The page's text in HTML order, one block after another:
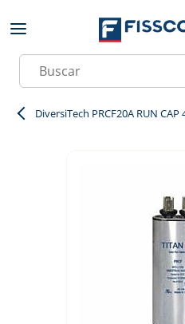
Skip to main content
Site Search
DiversiTech PRCF20A RUN